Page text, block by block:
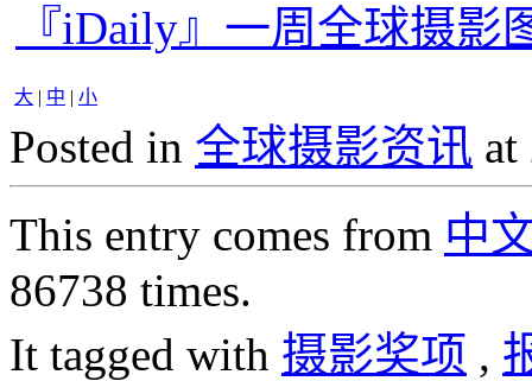
『iDaily』一周全球摄影
大 | 中 | 小
Posted in 全球摄影资讯 at
This entry comes from 中
86738 times.
It tagged with 摄影奖项 ,